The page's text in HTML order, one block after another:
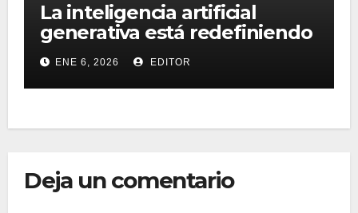
La inteligencia artificial
generativa está redefiniendo
la creatividad humana,
¿amenaza u oportunidad?
ENE 6, 2026 EDITOR
Deja un comentario